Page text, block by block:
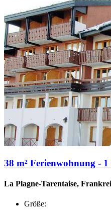
38 m² Ferienwohnung -
La Plagne-Tarentaise,
Größe: